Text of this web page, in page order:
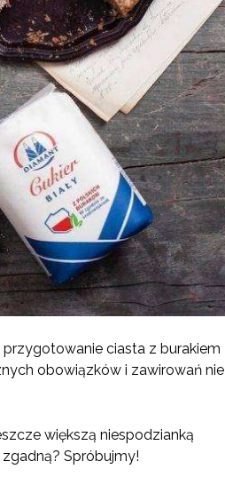
ciasta z burakiem
obowiązków i zawirowań nie
większą niespodzianką
Spróbujmy!